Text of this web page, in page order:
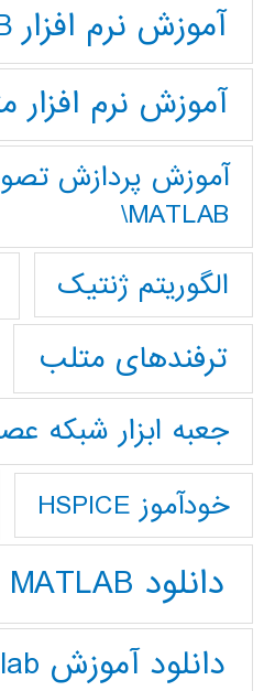
آموزش نرم افزار MATLAB
آموزش نرم افزار
آموزش پردازش
MATLAB\
الگوریتم ژنتیک
ترفندهای متلب
جعبه ابزار شبکه
خودآموز HSPICE
دانلود MATLAB
دانلود آموزش Matlab